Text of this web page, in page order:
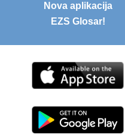
Nova aplikacija
EZS Glosar!